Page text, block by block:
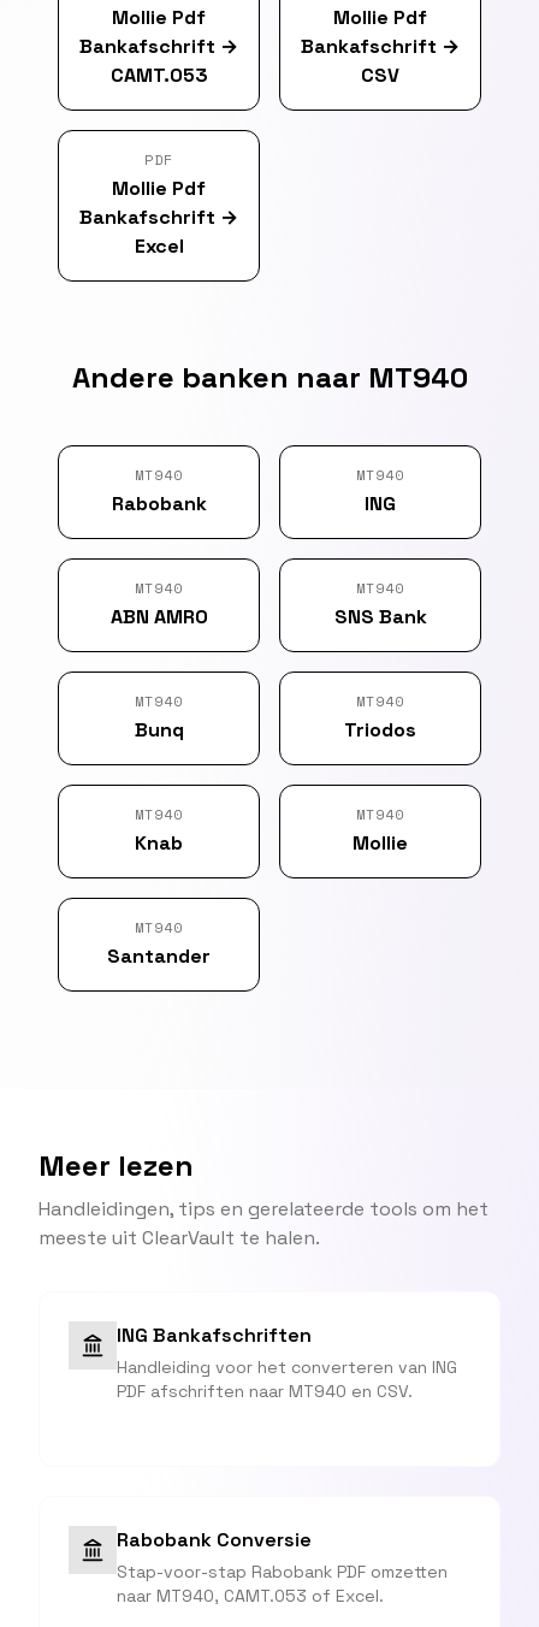
Mollie Pdf
Bankafschrift →
CAMT.053
Mollie Pdf
Bankafschrift →
CSV
PDF
Mollie Pdf
Bankafschrift →
Excel
Andere banken naar MT940
MT940
Rabobank
MT940
ING
MT940
ABN AMRO
MT940
SNS Bank
MT940
Bunq
MT940
Triodos
MT940
Knab
MT940
Mollie
MT940
Santander
Meer lezen
Handleidingen, tips en gerelateerde tools om het
meeste uit ClearVault te halen.
ING Bankafschriften
Handleiding voor het converteren van ING
PDF afschriften naar MT940 en CSV.
Rabobank Conversie
Stap-voor-stap Rabobank PDF omzetten
naar MT940, CAMT.053 of Excel.